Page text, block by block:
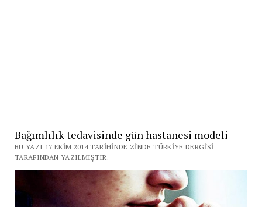
Bağımlılık tedavisinde gün hastanesi modeli
BU YAZI 17 EKIM 2014 TARIHINDE ZINDE TÜRKIYE DERGISI
TARAFINDAN YAZILMIŞTIR.